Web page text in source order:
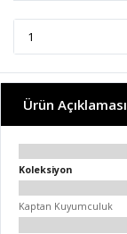
Ürün Açıklaması
Koleksiyon
Kaptan Kuyumculuk